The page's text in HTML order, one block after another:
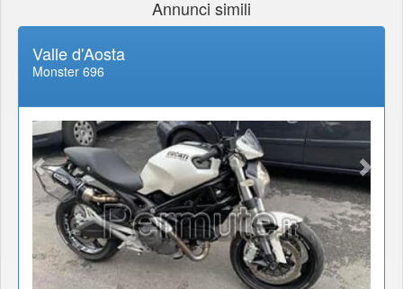
Annunci simili
Valle d'Aosta
Monster 696